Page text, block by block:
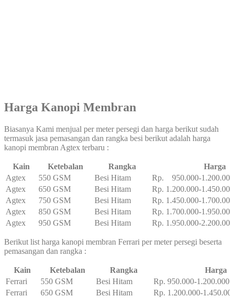
Harga Kanopi Membran
Biasanya Kami menjual per meter persegi dan harga berikut sudah
termasuk jasa pemasangan dan rangka besi berikut adalah harga
kanopi membran Agtex terbaru :
Kain Ketebalan Rangka
Harga
Agtex
550 GSM Besi Hitam
Rp. 950.000-
Agtex
650 GSM Besi Hitam
Rp. 1.200.000-
Agtex
750 GSM Besi Hitam
Rp. 1.450.000-
Agtex
850 GSM Besi Hitam
Rp. 1.700.000-
Agtex
950 GSM Besi Hitam Rp. 1.950.000-
Berikut list harga kanopi membran Ferrari per meter persegi beserta
pemasangan dan rangka :
Kain Ketebalan Rangka
Harga
Ferrari
550 GSM Besi Hitam
Rp. 950.000-1.200.000
Ferrari
650 GSM Besi Hitam
Rp. 1.200.000-